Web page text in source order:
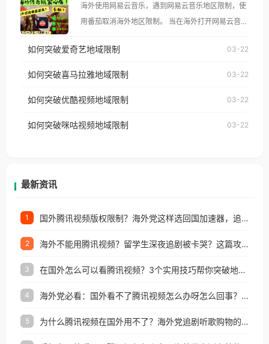
像其他音乐平台一样，出现地区及版权限制问题，且
仅能在中国大陆地区播放。 遇到这个问题的朋友们，
使用番茄回国加速器，即可解决「海外用户收听腾讯
台湾、美国、加拿大、澳大利亚、欧洲等国家和地区
权限制所困扰。
海外使用网易云音乐，遇到网易云音乐地区限制，使
用番茄取消海外地区限制。 当在海外打开网易云音
播放”的提示语。 海外用户如香港、澳门、台湾、美
国、加拿大、澳大利亚、欧洲等国家和地区时，网易
制问题，且仅能在中国大陆地区播放。 遇到这个问题
户收听网易云音乐地区版权限制」的问题，无论人在
如何突破爱奇艺地域限制 03-22
如何突破喜马拉雅地域限制 03-22
如何突破优酷视频地域限制 03-22
如何突破咪咕视频地域限制 03-22
最新资讯
1 国外腾讯视频版权限制？海外党这样选回国加速器，追剧听歌办事全搞定
2 海外不能用腾讯视频？留学生深夜追剧被卡哭？这篇攻略帮你一键回国看剧听歌
3 在国外怎么可以看腾讯视频？3个实用技巧帮你突破地域限制（附避坑指南）
4 海外党必看：国外看不了腾讯视频怎么办呀怎么回事？3步解决地区限制
5 为什么腾讯视频在国外用不了？海外党追剧听歌购物的终极解决方案